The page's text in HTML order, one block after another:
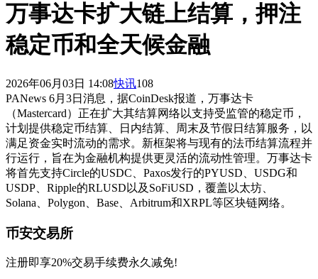
万事达卡扩大链上结算，押注
稳定币和全天候金融
2026年06月03日 14:08快讯108
PANews 6月3日消息，据CoinDesk报道，万事达卡
（Mastercard）正在扩大其结算网络以支持受监管的稳定币，
计划提供稳定币结算、日内结算、周末及节假日结算服务，以
满足资金实时流动的需求。新框架将与现有的法币结算流程并
行运行，旨在为金融机构提供更灵活的流动性管理。万事达卡
将首先支持Circle的USDC、Paxos发行的PYUSD、USDG和
USDP、Ripple的RLUSD以及SoFiUSD，覆盖以太坊、
Solana、Polygon、Base、Arbitrum和XRPL等区块链网络。
币安交易所
注册即享20%交易手续费永久减免!